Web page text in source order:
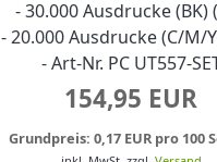
- 30.000 Ausdrucke (BK)
- 20.000 Ausdrucke (C/M/
- Art-Nr. PC UT557-
154,95 EUR
Grundpreis: 0,17 EUR pro 100